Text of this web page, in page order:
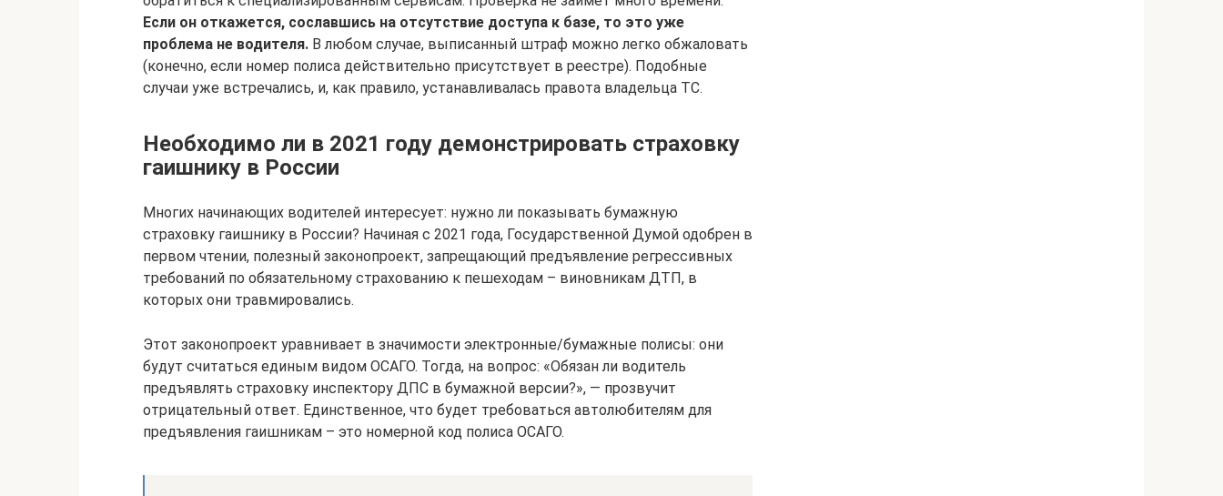
Если он откажется, сославшись на отсутствие доступа к базе, то это уже
проблема не водителя. В любом случае, выписанный штраф можно легко обжаловать
(конечно, если номер полиса действительно присутствует в реестре). Подобные
случаи уже встречались, и, как правило, устанавливалась правота владельца ТС.
Необходимо ли в 2021 году демонстрировать страховку
гаишнику в России
Многих начинающих водителей интересует: нужно ли показывать бумажную
страховку гаишнику в России? Начиная с 2021 года, Государственной Думой одобрен в
первом чтении, полезный законопроект, запрещающий предъявление регрессивных
требований по обязательному страхованию к пешеходам – виновникам ДТП, в
которых они травмировались.
Этот законопроект уравнивает в значимости электронные/бумажные полисы: они
будут считаться единым видом ОСАГО. Тогда, на вопрос: «Обязан ли водитель
предъявлять страховку инспектору ДПС в бумажной версии?», — прозвучит
отрицательный ответ. Единственное, что будет требоваться автолюбителям для
предъявления гаишникам – это номерной код полиса ОСАГО.